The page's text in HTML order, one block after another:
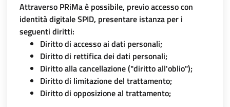
Attraverso PRiMa è possibile, previo accesso con
identità digitale SPID, presentare istanza per i
seguenti diritti:
Diritto di accesso ai dati personali;
Diritto di rettifica dei dati personali;
Diritto alla cancellazione ("diritto all'oblio");
Diritto di limitazione del trattamento;
Diritto di opposizione al trattamento;